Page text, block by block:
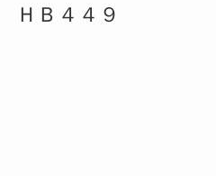
ＨＢ４４９